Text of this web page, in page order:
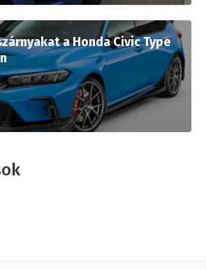
a Honda Civic Type